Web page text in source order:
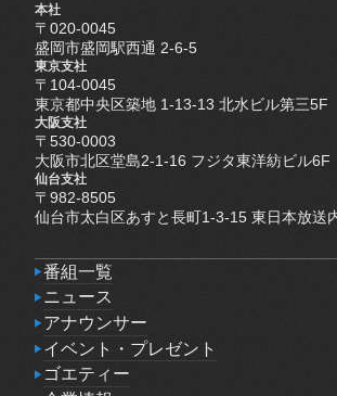
本社
〒020-0045
盛岡市盛岡駅西通 2-6-5
東京支社
〒104-0045
東京都中央区築地 1-13-13 北水ビル第三5F
大阪支社
〒530-0003
大阪市北区堂島2-1-16 フジタ東洋紡ビル6F
仙台支社
〒982-8505
仙台市太白区あすと長町1-3-15 東日本放送
番組一覧
番組一覧
ニュース
ニュース
アナウンサー
アナウンサー
イベント・プレゼント
イベント・プレゼント
ゴエティー